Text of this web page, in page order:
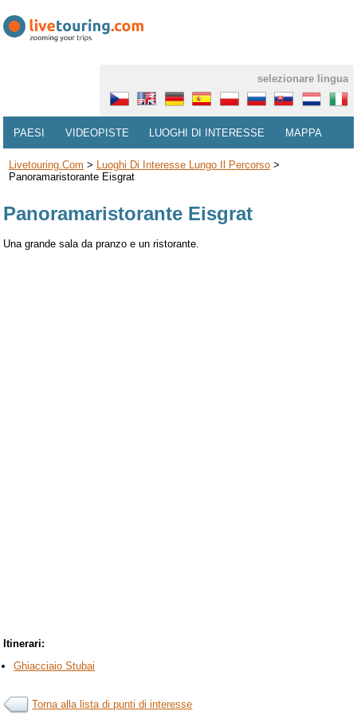
selezionare lingua
PAESI VIDEOPISTE LUOGHI DI INTERESSE MAPPA
Livetouring.com > Luoghi Di Interesse Lungo Il Percorso>
Panoramaristorante Eisgrat
Panoramaristorante Eisgrat
Una grande sala da pranzo e un ristorante.
Itinerari:
Ghiacciaio Stubai
Torna alla lista di punti di interesse